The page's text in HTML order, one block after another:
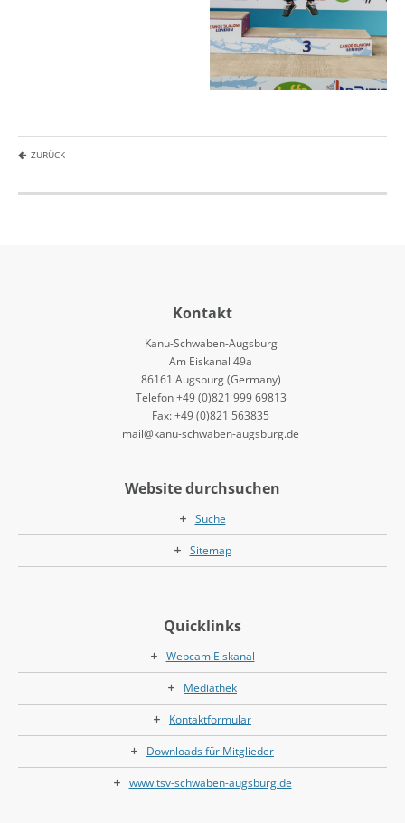
ZURÜCK
Kontakt
Kanu-Schwaben-Augsburg
Am Eiskanal 49a
86161 Augsburg (Germany)
Telefon +49 (0)821 999 69813
Fax: +49 (0)821 563835
mail@kanu-schwaben-augsburg.de
Website durchsuchen
Suche
Sitemap
Quicklinks
Webcam Eiskanal
Mediathek
Kontaktformular
Downloads für Mitglieder
www.tsv-schwaben-augsburg.de